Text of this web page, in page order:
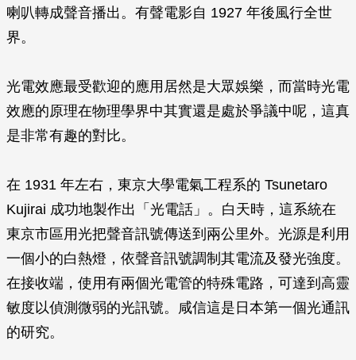
喇叭轉成聲音播出。有聲電影自 1927 年後風行全世
界。
光電效應最受歡迎的應用居然是大眾娛樂，而當時光電
效應的原理在物理學界中其實還是處於爭議中呢，這真
是非常有趣的對比。
在 1931 年左右，東京大學電氣工程系的 Tsunetaro
Kujirai 成功地製作出「光電話」。白天時，這系統在
東京市區用光把聲音訊號傳送到兩公里外。光源是利用
一個小的白熱燈，依聲音訊號調制其電流及發光強度。
在接收端，使用有兩個光電管的特殊電路，可達到高靈
敏度以偵測微弱的光訊號。咸信這是日本第一個光通訊
的研究。